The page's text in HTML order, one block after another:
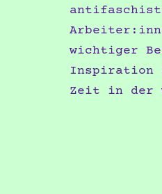
wichtiger
Inspiration
Zeit in der